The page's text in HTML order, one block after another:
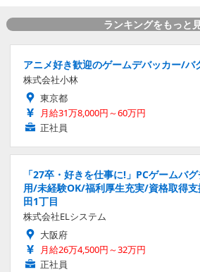
ランキングをもっと
アニメ好き歓迎のゲームデバッカー/バ
株式会社小林
東京都
月給31万8,000円～60万円
正社員
「27卒・好きを仕事に!」PCゲームバ
用/未経験OK/福利厚生充実/資格取得
田1丁目
株式会社ELシステム
大阪府
月給26万4,500円～32万円
正社員